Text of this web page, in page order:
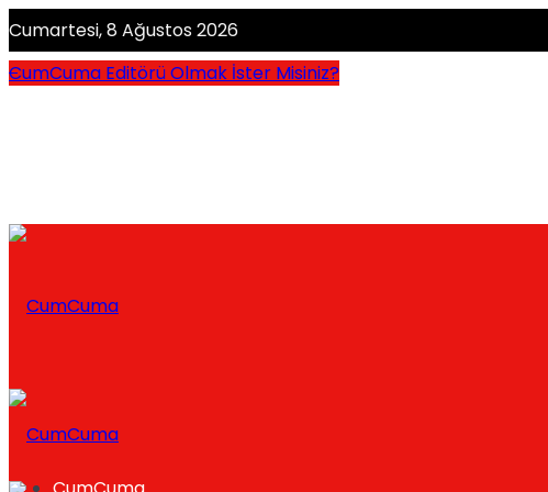
Cumartesi, 8 Ağustos 2026
CumCuma Editörü Olmak İster Misiniz?